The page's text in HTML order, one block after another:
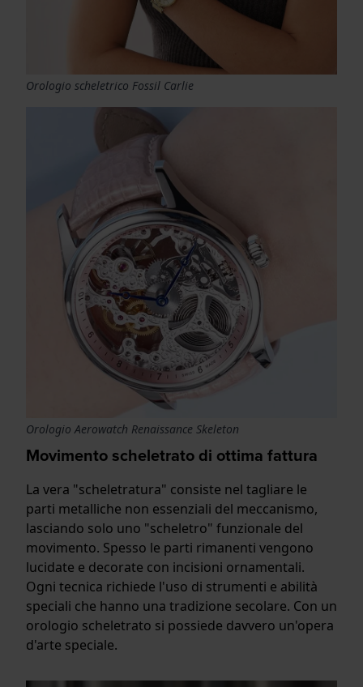
Orologio scheletrico Fossil Carlie
Orologio Aerowatch Renaissance Skeleton
Movimento scheletrato di ottima fattura
La vera "scheletratura" consiste nel tagliare le
parti metalliche non essenziali del meccanismo,
lasciando solo uno "scheletro" funzionale del
movimento. Spesso le parti rimanenti vengono
lucidate e decorate con incisioni ornamentali.
Ogni tecnica richiede l'uso di strumenti e abilità
speciali che hanno una tradizione secolare. Con un
orologio scheletrato si possiede davvero un'opera
d'arte speciale.